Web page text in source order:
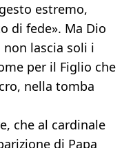
estremo,
di fede». Ma Dio
lascia soli i
per il Figlio che
nella tomba
che al cardinale
di Papa